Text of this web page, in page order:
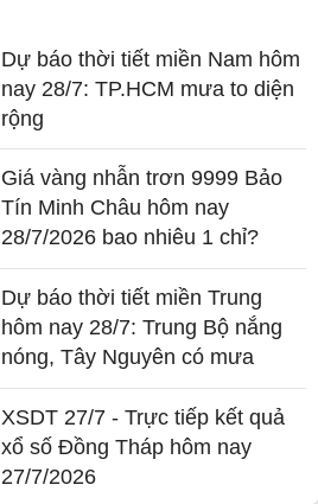
Dự báo thời tiết miền Nam hôm
nay 28/7: TP.HCM mưa to diện
rộng
Giá vàng nhẫn trơn 9999 Bảo
Tín Minh Châu hôm nay
28/7/2026 bao nhiêu 1 chỉ?
Dự báo thời tiết miền Trung
hôm nay 28/7: Trung Bộ nắng
nóng, Tây Nguyên có mưa
XSDT 27/7 - Trực tiếp kết quả
xổ số Đồng Tháp hôm nay
27/7/2026